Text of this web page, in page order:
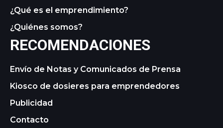
¿Qué es el emprendimiento?
¿Quiénes somos?
RECOMENDACIONES
Envío de Notas y Comunicados de Prensa
Kiosco de dosieres para emprendedores
Publicidad
Contacto